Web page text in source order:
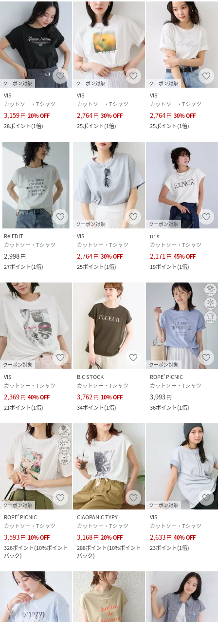
デザインパンツのスタイリングがおすすめです。
サイドベルトスラックスパンツ（品番BVS16150）やデザイ
ンリボンパンツ（品番BVS16160）などとの相性がベスト！
-----------------------------
裏地：なし
光沢感：なし
透け感：ややあり
伸縮性：ややあり
生地の厚さ：やや薄手
季節：春、夏、秋
-----------------------------
身長：168cm着用サイズ：F
※画像の商品はサンプルです。実際の商品と仕様、加工、サ
イズが若干異なる場合がございます。
※画像によっては実際の色味と異なる場合があります。正し
い色味は生地アップ画像をご確認ください。
性別タイプ レディース
原産国
チャコール（06）：中国製｜ホワイト（10）：
中国製｜サックス（48）：中国製
分） 綿 65% ポリエステル 35%｜ホワイト
（10）：（本体） 綿 100% （リブ部分） 綿
65% ポリエステル 35%｜サックス（48）：（本
体） 綿 100% （リブ部分） 綿 65% ポリエステ
サイズ
クリーニング
チャコール（06）：洗濯機（極弱）・漂白、タ
ンブル乾燥、アイロン、ドライクリーニング禁止
ホワイト（10）：洗濯機（極弱）・漂白、タン
サックス（48）：洗濯機（極弱）・漂白、タン
ブル乾燥、アイロン、ドライクリーニング禁止
品番
RV4458_BVM16250
BVM16250-06-099 RV4458
クーポン対象
VIS
カットソー・Tシャツ
3,159円 20%OFF
28ポイント(1倍)
クーポン対象
VIS
カットソー・Tシャツ
2,764円 30%OFF
25ポイント(1倍)
クーポン対象
VIS
カットソー・Tシャツ
2,764円 30%OFF
25ポイント(1倍)
Re:EDIT
カットソー・Tシャツ
2,998円
27ポイント(1倍)
クーポン対象
VIS
カットソー・Tシャツ
2,764円 30%OFF
25ポイント(1倍)
クーポン対象
ur's
カットソー・Tシャツ
2,171円 45%OFF
19ポイント(1倍)
クーポン対象
VIS
カットソー・Tシャツ
2,369円 40%OFF
21ポイント(1倍)
B.C STOCK
カットソー・Tシャツ
3,762 円 10%OFF
34ポイント(1倍)
クーポン対象
ROPE' PICNIC
カットソー・Tシャツ
3,993円
36ポイント(1倍)
クーポン対象
ROPE' PICNIC
カットソー・Tシャツ
3,593円 10%OFF
326ポイント(10%ポイント
バック)
CIAOPANIC TYPY
カットソー・Tシャツ
3,168円 20%OFF
288ポイント(10%ポイント
バック)
クーポン対象
VIS
カットソー・Tシャツ
2,633円 40%OFF
23ポイント(1倍)